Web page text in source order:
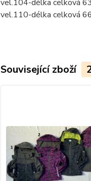
vel.104-délka celková
vel.110-délka celková
Související zboží